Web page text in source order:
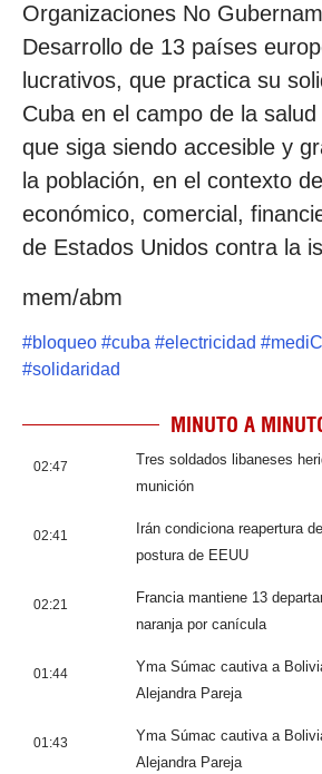
Organizaciones No
Desarrollo de 13 países
lucrativos, que practica su
Cuba en el campo de la
que siga siendo accesible y
la población, en el contexto
económico, comercial,
de Estados Unidos contra la
mem/abm
#bloqueo #cuba #electricidad #
#solidaridad
MINUTO A
02:47
Tres soldados libaneses
munición
02:41
Irán condiciona reapertura
postura de EEUU
02:21
Francia mantiene 13
naranja por canícula
01:44
Yma Súmac cautiva a
Alejandra Pareja
01:43
Yma Súmac cautiva a
Alejandra Pareja